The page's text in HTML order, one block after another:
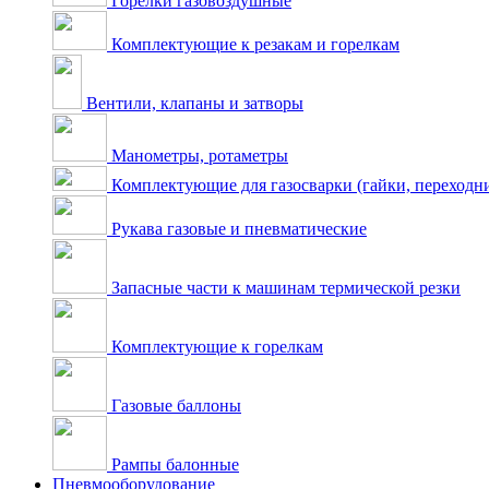
Комплектующие к резакам и горелкам
Вентили, клапаны и затворы
Манометры, ротаметры
Комплектующие для газосварки (гайки,
Рукава газовые и пневматические
Запасные части к машинам термической резки
Комплектующие к горелкам
Газовые баллоны
Рампы балонные
Пневмооборудование